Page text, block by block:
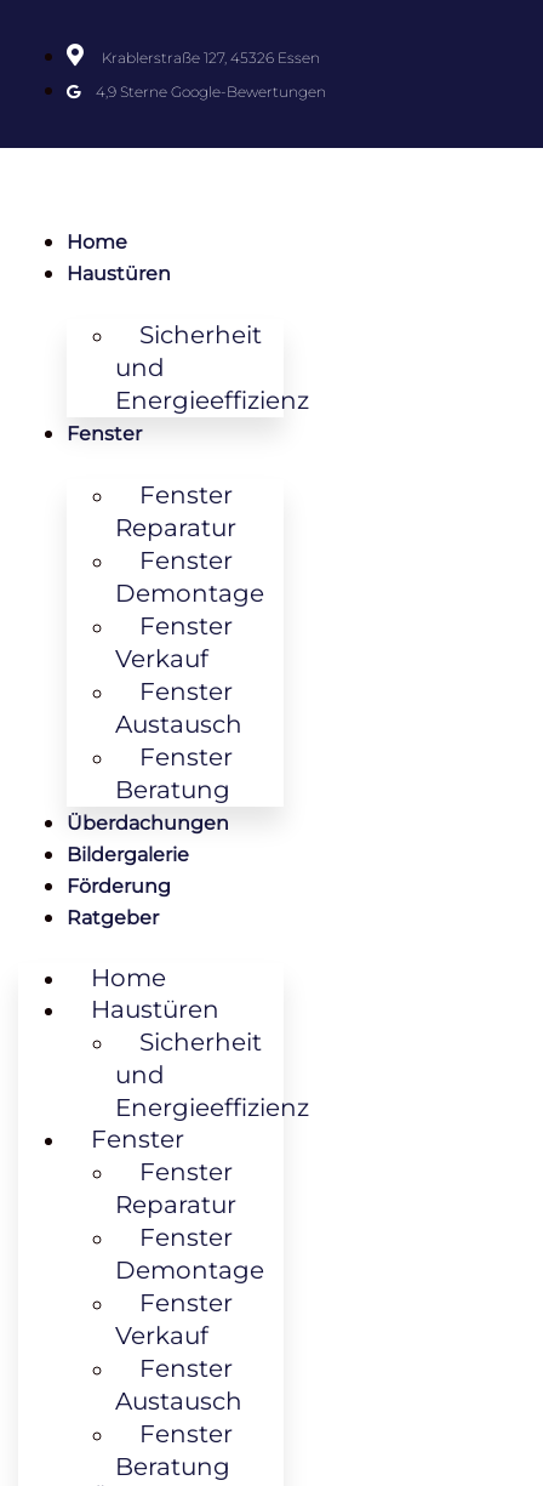
Krablerstraße 127, 45326 Essen
4,9 Sterne Google-Bewertungen
Home
Haustüren
Sicherheit
und
Energieeffizienz
Fenster
Fenster
Reparatur
Fenster
Demontage
Fenster
Verkauf
Fenster
Austausch
Fenster
Beratung
Überdachungen
Bildergalerie
Förderung
Ratgeber
Home
Haustüren
Sicherheit
und
Energieeffizienz
Fenster
Fenster
Reparatur
Fenster
Demontage
Fenster
Verkauf
Fenster
Austausch
Fenster
Beratung